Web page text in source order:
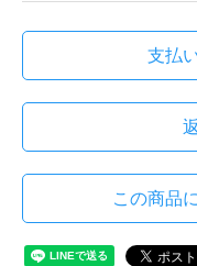
支払
この商品